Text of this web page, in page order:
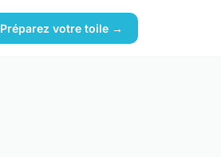
Préparez votre toile →